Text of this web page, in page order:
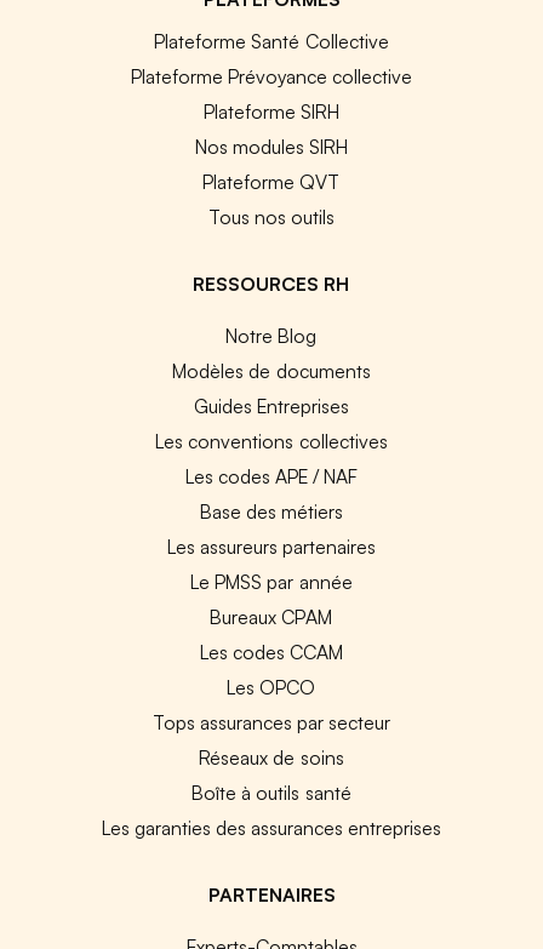
Plateforme Santé Collective
Plateforme Prévoyance collective
Plateforme SIRH
Nos modules SIRH
Plateforme QVT
Tous nos outils
RESSOURCES RH
Notre Blog
Modèles de documents
Guides Entreprises
Les conventions collectives
Les codes APE / NAF
Base des métiers
Les assureurs partenaires
Le PMSS par année
Bureaux CPAM
Les codes CCAM
Les OPCO
Tops assurances par secteur
Réseaux de soins
Boîte à outils santé
Les garanties des assurances entreprises
PARTENAIRES